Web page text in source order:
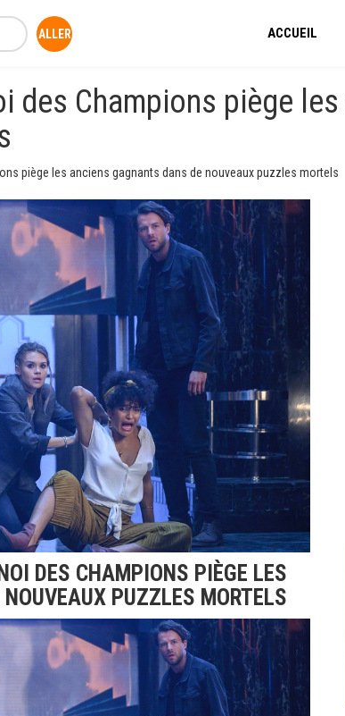
ACCUEIL
des Champions piège
piège les anciens gagnants dans de nouveaux puzzles mortels
DES CHAMPIONS PIÈGE LES
PUZZLES MORTELS